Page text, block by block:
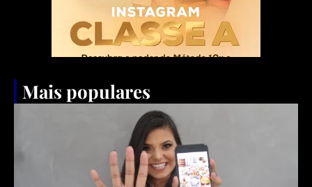
Mais populares